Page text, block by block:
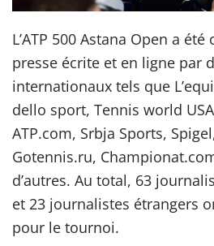
L’ATP 500 Astana Open a
presse écrite et en ligne par
internationaux tels que
dello sport, Tennis world
ATP.com, Srbja Sports,
Gotennis.ru,
d’autres. Au total, 63
et 23 journalistes étrangers
pour le tournoi.